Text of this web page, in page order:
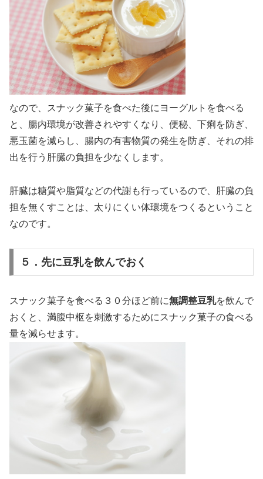
なので、スナック菓子を食べた後にヨーグルトを食べる
と、腸内環境が改善されやすくなり、便秘、下痢を防ぎ、
悪玉菌を減らし、腸内の有害物質の発生を防ぎ、それの排
出を行う肝臓の負担を少なくします。
肝臓は糖質や脂質などの代謝も行っているので、肝臓の負
担を無くすことは、太りにくい体環境をつくるということ
なのです。
５．先に豆乳を飲んでおく
スナック菓子を食べる３０分ほど前に無調整豆乳を飲んで
おくと、満腹中枢を刺激するためにスナック菓子の食べる
量を減らせます。